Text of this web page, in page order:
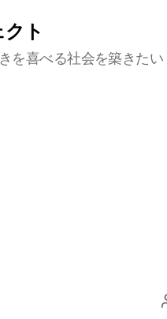
ト
を喜べる社会を築きたい